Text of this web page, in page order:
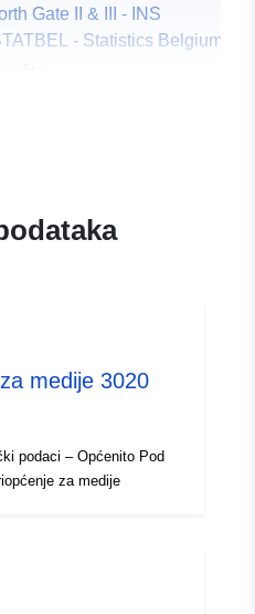
Gate II & III - INS
- Statistics Belgium)
- Statistics Belgium)
statbel.fgov.be/en
u data.europa.eu:
medije 3020
podaci – Općenito Pod
za medije